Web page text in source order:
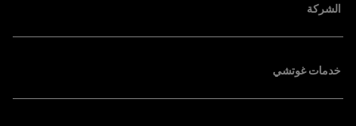
الشركة
خدمات غوتشي